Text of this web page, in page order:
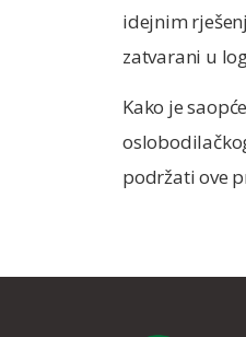
idejnim
zatvarani u
Kako je
podržati ove